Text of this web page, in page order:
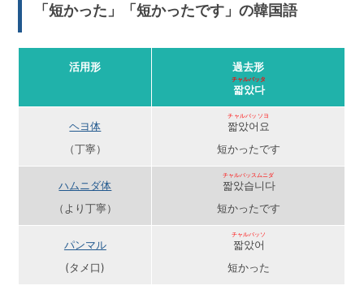
「短かった」「短かったです」の韓国語
活用形
過去形
짧았다
チャルバッタ
ヘヨ体
（丁寧）
짧았어요
チャルバッソヨ
短かったです
ハムニダ体
（より丁寧）
짧았습니다
チャルバッスムニダ
短かったです
パンマル
(タメ口)
짧았어
チャルバッソ
短かった